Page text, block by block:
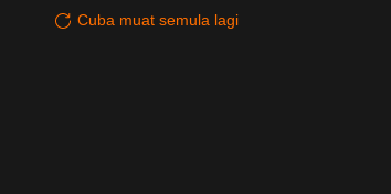
Cuba muat semula lagi